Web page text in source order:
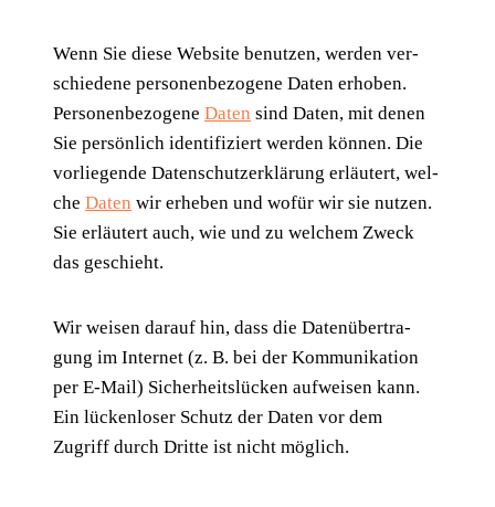
Wenn Sie die­se Web­site benut­zen, wer­den ver­
schie­de­ne per­so­nen­be­zo­ge­ne Daten erho­ben.
Per­so­nen­be­zo­ge­ne Daten sind Daten, mit denen
Sie per­sön­lich iden­ti­fi­ziert wer­den kön­nen. Die
vor­lie­gen­de Daten­schutz­er­klä­rung erläu­tert, wel­
che Daten wir erhe­ben und wofür wir sie nut­zen.
Sie erläu­tert auch, wie und zu wel­chem Zweck
das geschieht.
Wir wei­sen dar­auf hin, dass die Daten­über­tra­
gung im Inter­net (z. B. bei der Kom­mu­ni­ka­ti­on
per E‑Mail) Sicher­heits­lü­cken auf­wei­sen kann.
Ein lücken­lo­ser Schutz der Daten vor dem
Zugriff durch Drit­te ist nicht möglich.